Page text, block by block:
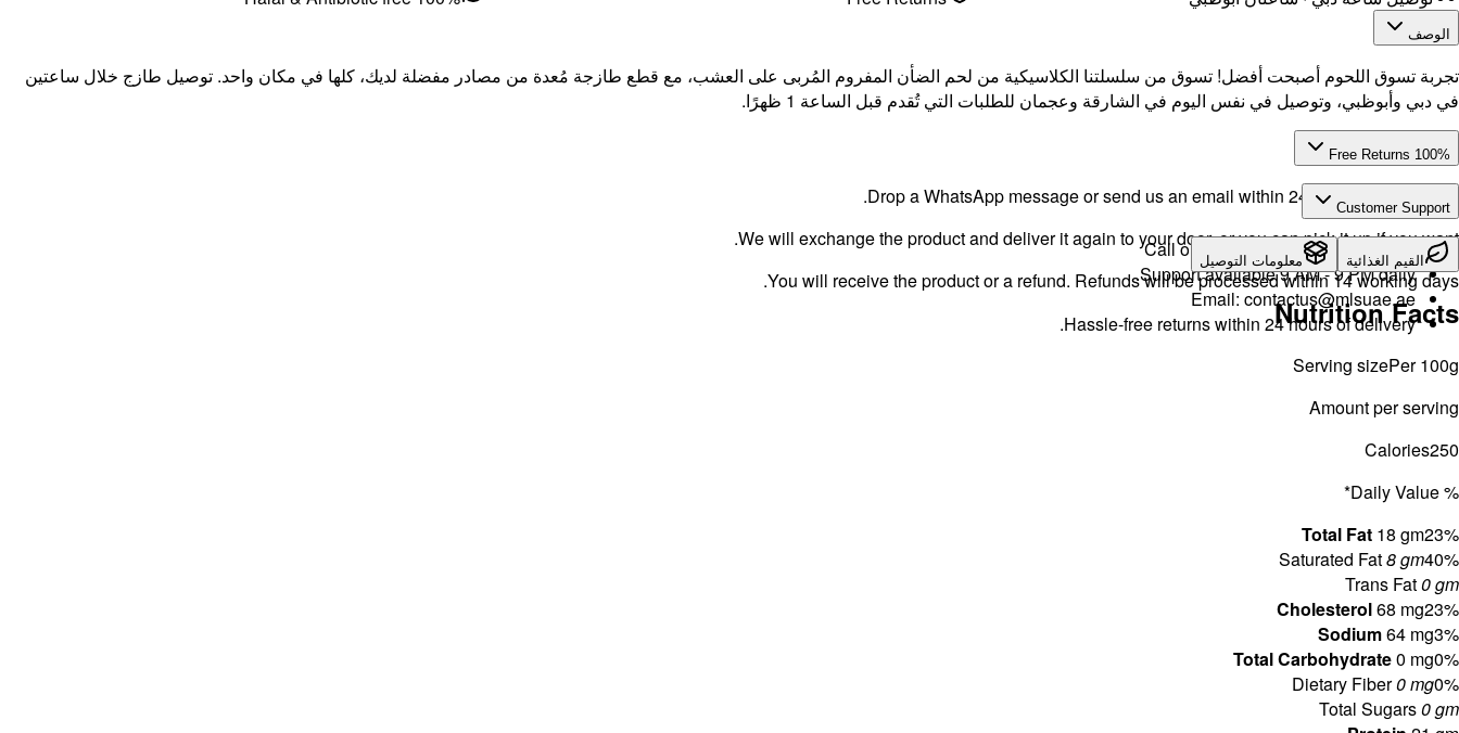
الوصف
تجربة تسوق اللحوم أصبحت أفضل! تسوق من سلسلتنا الكلاسيكية من لحم الضأن المفروم المُربى على العشب، مع قطع طازجة مُعدة من مصادر مفضلة لديك، كلها في مكان واحد. توصيل طازج خلال ساعتين
في دبي وأبوظبي، وتوصيل في نفس اليوم في الشارقة وعجمان للطلبات التي تُقدم قبل الساعة 1 ظهرًا.
100% Free Returns
Drop a WhatsApp message or send us an email within 24 hours after delivery.
We will exchange the product and deliver it again to your door, or you can pick it up if you want.
You will receive the product or a refund. Refunds will be processed within 14 working days.
Customer Support
Call or WhatsApp: +971504516403
Support available 9 AM - 9 PM daily.
Email: contactus@mlsuae.ae
Hassle-free returns within 24 hours of delivery.
القيم الغذائية معلومات التوصيل
Nutrition Facts
Serving sizePer 100g
Amount per serving
Calories250
% Daily Value*
Total Fat 18 gm23%
Saturated Fat8 gm40%
Trans Fat0 gm
Cholesterol68 mg23%
Sodium64 mg3%
Total Carbohydrate0 mg0%
Dietary Fiber0 mg0%
Total Sugars0 gm